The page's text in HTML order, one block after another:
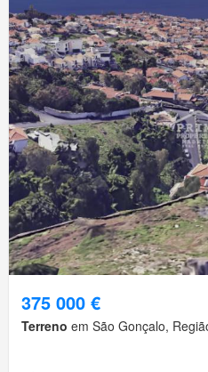
375 000 €
Terreno em São Gonçalo,